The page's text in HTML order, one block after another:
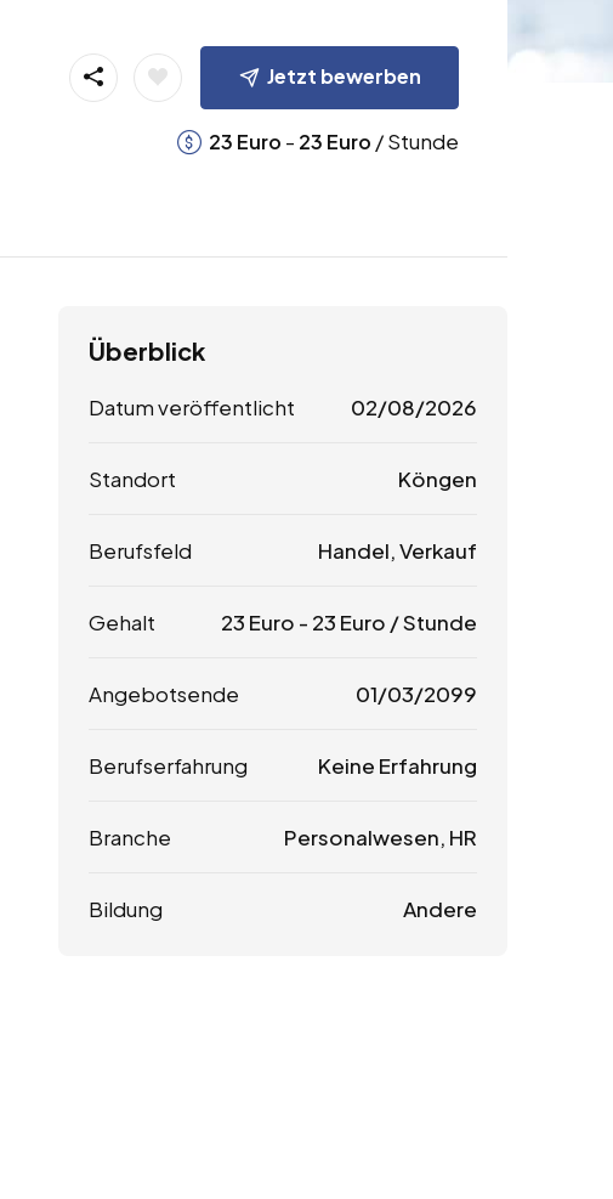
Jetzt bewerben
23 Euro - 23 Euro / Stunde
Überblick
Datum veröffentlicht 02/08/2026
Standort Köngen
Berufsfeld Handel, Verkauf
Gehalt 23 Euro - 23 Euro / Stunde
Angebotsende 01/03/2099
Berufserfahrung Keine Erfahrung
Branche Personalwesen, HR
Bildung Andere